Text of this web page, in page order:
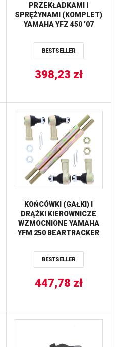
PRZEKŁADKAMI I
SPRĘŻYNAMI (KOMPLET)
YAMAHA YFZ 450 ’07
BESTSELLER
398,23 zł
KOŃCÓWKI (GAŁKI) I
DRĄŻKI KIEROWNICZE
WZMOCNIONE YAMAHA
YFM 250 BEARTRACKER
’07-’09, YFM 250B BRUIN
’05-’06 ALL BALLS
BESTSELLER
447,78 zł